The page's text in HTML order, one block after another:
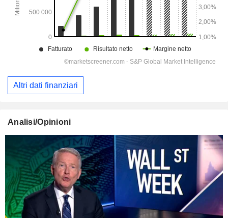
Altri dati finanziari
Analisi/Opinioni